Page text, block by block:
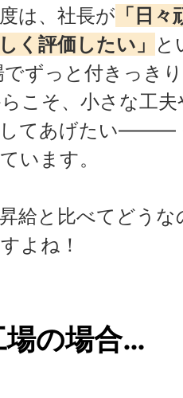
は、社長が 「日
く評価したい」 と
ずっと付きっき
こそ、小さな工
してあげたい―――
います。
給と比べてどう
よね！
場の場合…